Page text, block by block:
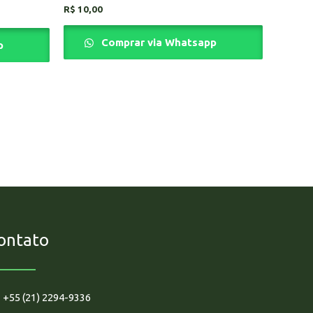
Avaliação
0
de
R$ 10,00
Comprar via Whatsapp
+55 (21) 2294-9336